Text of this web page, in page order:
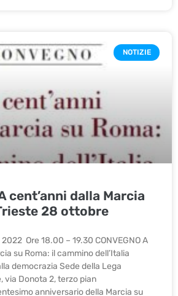
NOTIZIE
cent’anni dalla Marcia
28 ottobre
Ore 18.00 – 19.30 CONVEGNO A
su Roma: il cammino dell’Italia
democrazia Sede della Lega
via Donota 2, terzo pian
anniversario della Marcia su